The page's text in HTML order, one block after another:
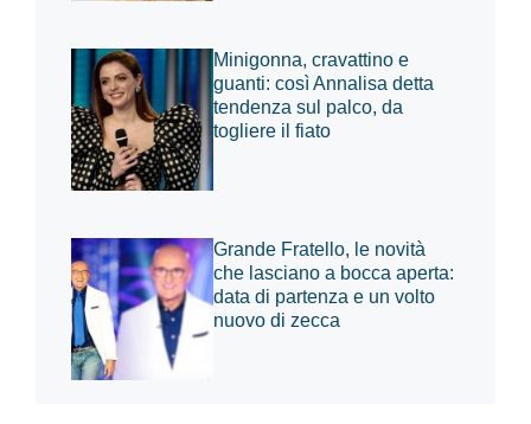
Minigonna, cravattino e
guanti: così Annalisa detta
tendenza sul palco, da
togliere il fiato
Grande Fratello, le novità
che lasciano a bocca aperta:
data di partenza e un volto
nuovo di zecca